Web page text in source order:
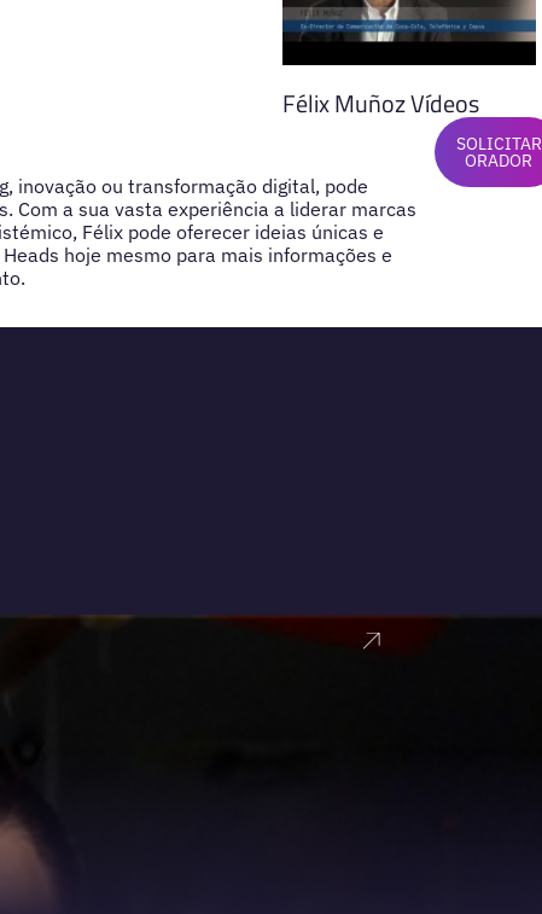
Félix Muñoz Vídeos
inovação ou transformação digital, pode
Com a sua vasta experiência a liderar marcas
Félix pode oferecer ideias únicas e
hoje mesmo para mais informações e
SOLICITAR
ORADOR